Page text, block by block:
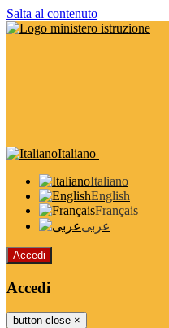
Salta al contenuto
Italiano
Italiano
English
Français
عربى
Accedi
Accedi
button close ×